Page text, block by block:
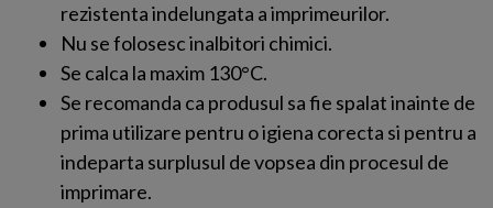
rezistenta indelungata a imprimeurilor.
Nu se folosesc inalbitori chimici.
Se calca la maxim 130°C.
Se recomanda ca produsul sa fie spalat inainte de
prima utilizare pentru o igiena corecta si pentru a
indeparta surplusul de vopsea din procesul de
imprimare.